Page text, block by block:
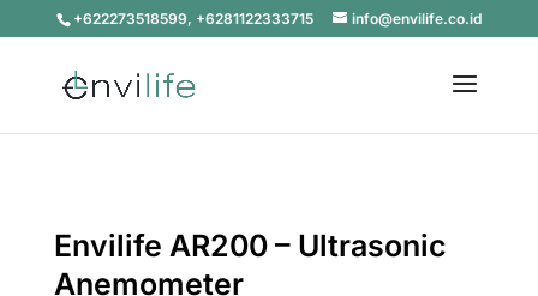
+622273518599, +6281122333715 info@envilife.co.id
Envilife AR200 – Ultrasonic
Anemometer